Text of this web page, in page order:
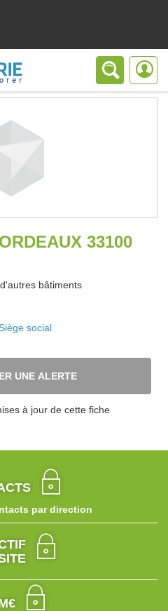
33100
bâtiments
social
UNE ALERTE
à jour de cette fiche
par direction